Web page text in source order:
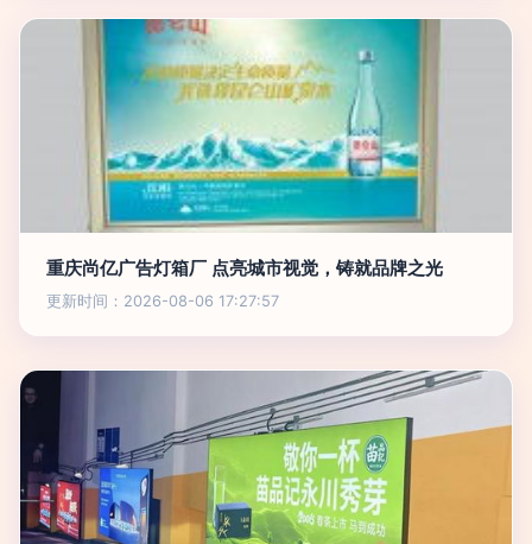
重庆尚亿广告灯箱厂 点亮城市视觉，铸就品牌之光
更新时间：2026-08-06 17:27:57